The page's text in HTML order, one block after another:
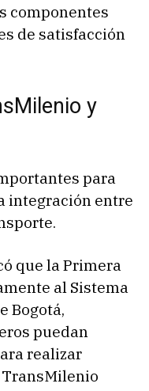
componentes
de satisfacción
y
para
integración entre
que la Primera
al Sistema
Bogotá,
puedan
realizar